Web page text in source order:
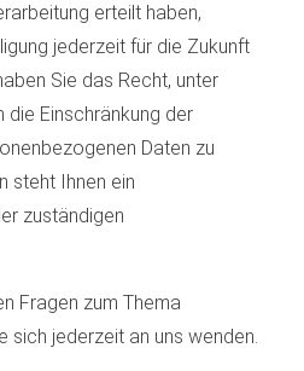
erteilt haben,
jederzeit für die Zukunft
Sie das Recht, unter
die Einschränkung der
Daten zu
steht Ihnen ein
zuständigen
Fragen zum Thema
sich jederzeit an uns wenden.